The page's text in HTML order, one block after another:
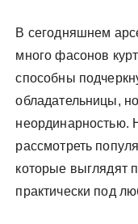
В сегодняшнем
много фасонов
способны
обладательницы,
рассмотреть
которые выглядят
практически под